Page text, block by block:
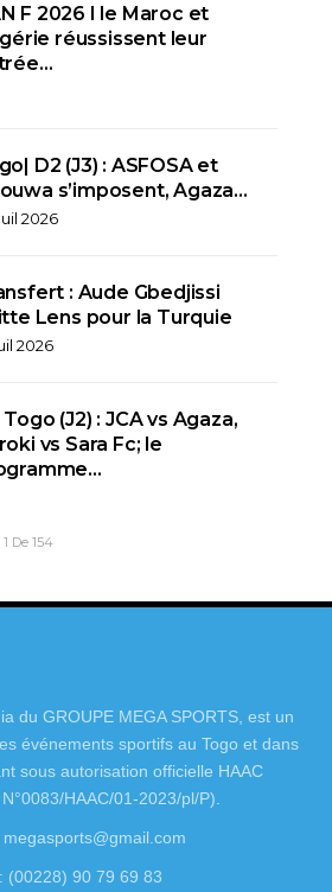
F 2026 I le Maroc et
réussissent leur
D2 (J3) : ASFOSA et
s’imposent, Agaza…
2026
: Aude Gbedjissi
Lens pour la Turquie
2026
Togo (J2) : JCA vs Agaza,
vs Sara Fc; le
1 De 154
du GROUPE MEGA SPORTS, est un
événements sportifs au Togo et dans
sous autorisation officielle HAAC
HAAC/01-2023/pl/P).
megasports@gmail.com
(00228) 90 79 69 83